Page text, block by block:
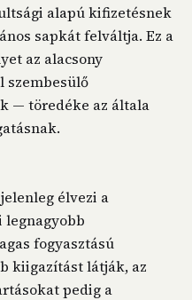
alapú kifizetésnek
sapkát felváltja. Ez a
az alacsony
szembesülő
— töredéke az általa
élvezi a
legnagyobb
fogyasztású
kiigazítást látják, az
pedig a